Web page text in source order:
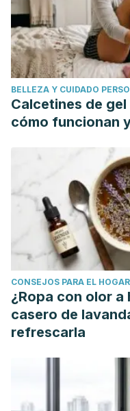
BELLEZA Y CUIDADO
Calcetines de
cómo funcionan
CONSEJOS PARA EL HOGAR
¿Ropa con olor a
casero de
refrescarla